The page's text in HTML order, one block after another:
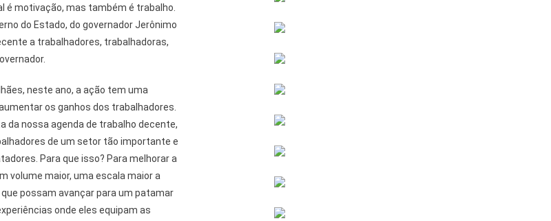
é motivação, mas também é trabalho.
do Estado, do governador Jerônimo
a trabalhadores, trabalhadoras,
neste ano, a ação tem uma
os ganhos dos trabalhadores.
da nossa agenda de trabalho decente,
de um setor tão importante e
Para que isso? Para melhorar a
volume maior, uma escala maior a
possam avançar para um patamar
onde eles equipam as